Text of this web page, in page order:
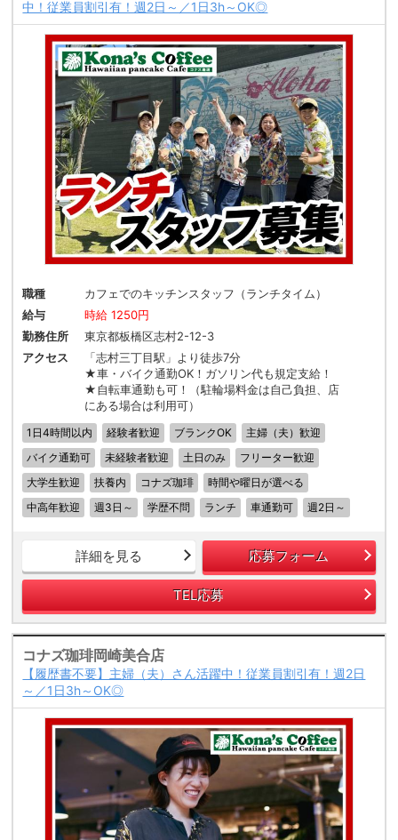
中！従業員割引有！週2日～／1日3h～OK◎
職種
カフェでのキッチンスタッフ（ランチタイム）
給与
時給 1250円
勤務住所
東京都板橋区志村2-12-3
アクセス
「志村三丁目駅」より徒歩7分
★車・バイク通勤OK！ガソリン代も規定支給！
★自転車通勤も可！（駐輪場料金は自己負担、店
にある場合は利用可）
1日4時間以内 経験者歓迎 ブランクOK
主婦（夫）歓迎
バイク通勤可
未経験者歓迎 土日のみ
フリーター歓迎
大学生歓迎
扶養内 コナズ珈琲
時間や曜日が選べる
中高年歓迎
週3日～ 学歴不問 ランチ 車通勤可 週2日～
詳細を見る 応募フォーム
TEL応募
コナズ珈琲岡崎美合店
【履歴書不要】主婦（夫）さん活躍中！従業員割引有！週2日
～／1日3h～OK◎